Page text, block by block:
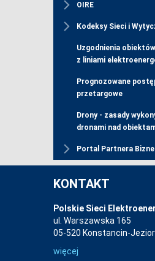
OIRE
Kodeksy Sieci i
Uzgodnienia
z liniami
Prognozowane
przetargowe
Drony - zasady
dronami nad
Portal Partnera
KONTAKT
Polskie Sieci
ul. Warszawska 165
05-520 Konstancin-
więcej